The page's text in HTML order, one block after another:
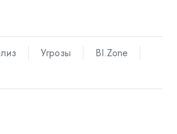
Угрозы
BI.Zone